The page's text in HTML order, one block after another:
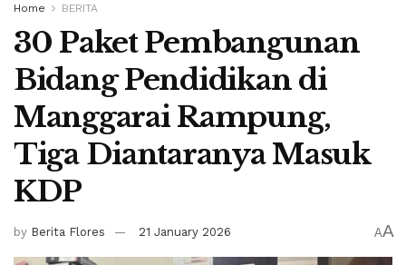
Home BERITA
30 Paket Pembangunan
Bidang Pendidikan di
Manggarai Rampung,
Tiga Diantaranya Masuk
KDP
by Berita Flores 21 January 2026 AA